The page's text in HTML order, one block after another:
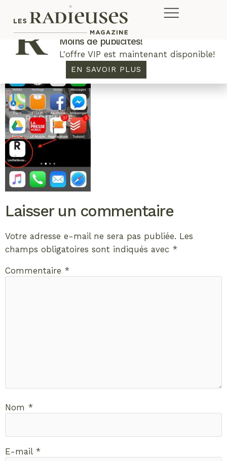
Laisser un commentaire
Votre adresse e-mail ne sera pas publiée. Les
champs obligatoires sont indiqués avec *
Commentaire *
Nom *
E-mail *
Plus de concours. Plus de rabais.
Moins de publicités!
L'offre VIP est maintenant disponible!
EN SAVOIR PLUS